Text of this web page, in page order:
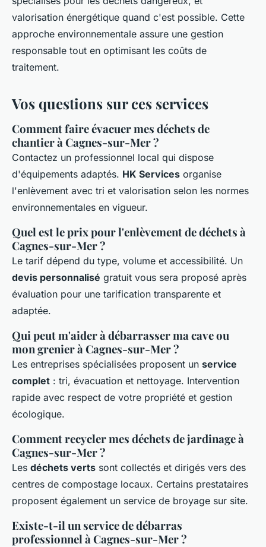
valorisation énergétique quand c'est possible. Cette
approche environnementale assure une gestion
responsable tout en optimisant les coûts de
traitement.
Vos questions sur ces services
Comment faire évacuer mes déchets de
chantier à Cagnes-sur-Mer ?
Contactez un professionnel local qui dispose
d'équipements adaptés. HK Services organise
l'enlèvement avec tri et valorisation selon les normes
environnementales en vigueur.
Quel est le prix pour l'enlèvement de déchets à
Cagnes-sur-Mer ?
Le tarif dépend du type, volume et accessibilité. Un
devis personnalisé gratuit vous sera proposé après
évaluation pour une tarification transparente et
adaptée.
Qui peut m'aider à débarrasser ma cave ou
mon grenier à Cagnes-sur-Mer ?
Les entreprises spécialisées proposent un service
complet : tri, évacuation et nettoyage. Intervention
rapide avec respect de votre propriété et gestion
écologique.
Comment recycler mes déchets de jardinage à
Cagnes-sur-Mer ?
Les déchets verts sont collectés et dirigés vers des
centres de compostage locaux. Certains prestataires
proposent également un service de broyage sur site.
Existe-t-il un service de débarras
professionnel à Cagnes-sur-Mer ?